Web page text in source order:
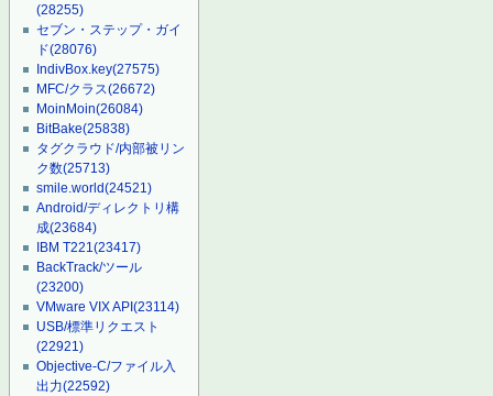
(28255)
セブン・ステップ・ガイ
ド(28076)
IndivBox.key(27575)
MFC/クラス(26672)
MoinMoin(26084)
BitBake(25838)
タグクラウド/内部被リン
ク数(25713)
smile.world(24521)
Android/ディレクトリ構
成(23684)
IBM T221(23417)
BackTrack/ツール
(23200)
VMware VIX API(23114)
USB/標準リクエスト
(22921)
Objective-C/ファイル入
出力(22592)